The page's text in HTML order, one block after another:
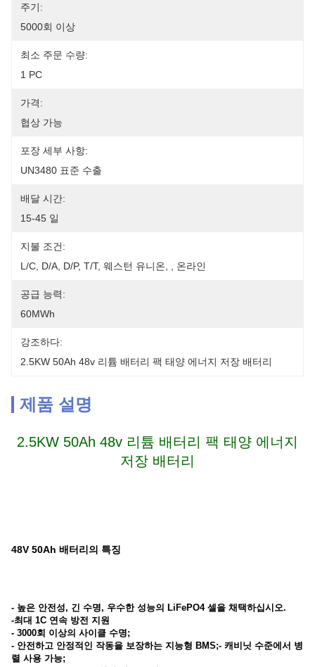
주기:
5000회 이상
최소 주문 수량:
1 PC
가격:
협상 가능
포장 세부 사항:
UN3480 표준 수출
배달 시간:
15-45 일
지불 조건:
L/C, D/A, D/P, T/T, 웨스턴 유니온, , 온라인
공급 능력:
60MWh
강조하다:
2.5KW 50Ah 48v 리튬 배터리 팩 태양 에너지 저장 배터리
제품 설명
2.5KW 50Ah 48v 리튬 배터리 팩 태양 에너지
저장 배터리
48V 50Ah 배터리의 특징
- 높은 안전성, 긴 수명, 우수한 성능의 LiFePO4 셀을 채택하십시오.
-최대 1C 연속 방전 지원
- 3000회 이상의 사이클 수명;
- 안전하고 안정적인 작동을 보장하는 지능형 BMS;- 캐비닛 수준에서 병
렬 사용 가능;